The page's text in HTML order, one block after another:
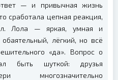
— и привычная жизнь
сработала цепная реакция,
Лола — яркая, умная и
лёгкий, но всё
«да». Вопрос о
быть шуткой: друзья
многозначительно